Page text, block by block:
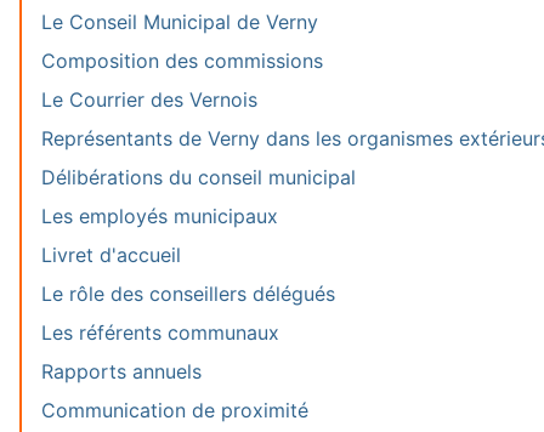
Le Conseil Municipal de Verny
Composition des commissions
Le Courrier des Vernois
Représentants de Verny dans les organismes
Délibérations du conseil municipal
Les employés municipaux
Livret d'accueil
Le rôle des conseillers délégués
Les référents communaux
Rapports annuels
Communication de proximité